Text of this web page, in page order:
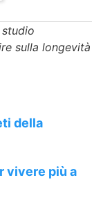
sulla longevità
della
vivere più a